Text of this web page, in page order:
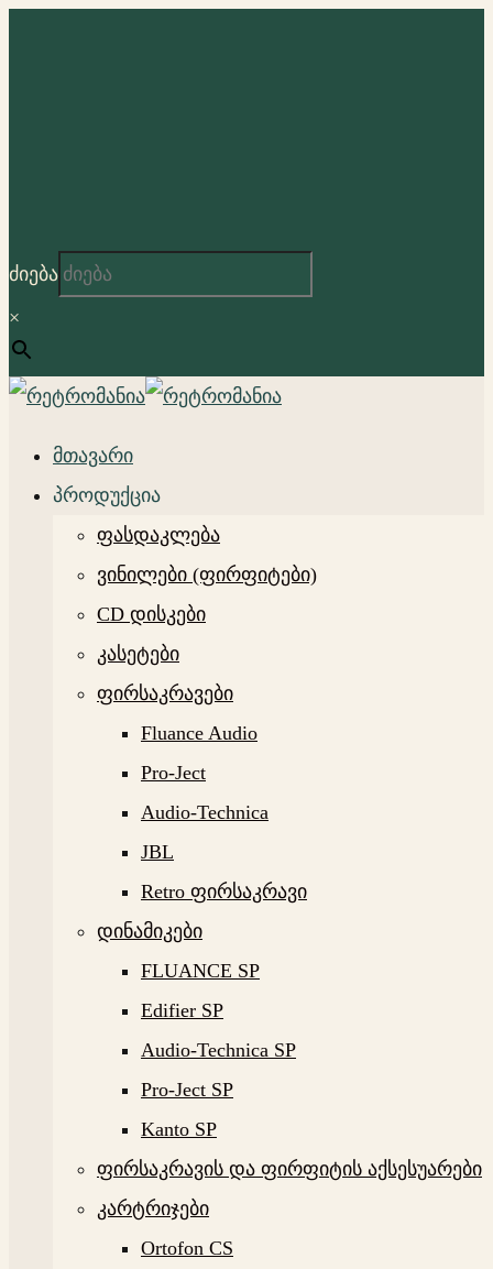
ძიება
×
მთავარი
პროდუქცია
ფასდაკლება
ვინილები (ფირფიტები)
CD დისკები
კასეტები
ფირსაკრავები
Fluance Audio
Pro-Ject
Audio-Technica
JBL
Retro ფირსაკრავი
დინამიკები
FLUANCE SP
Edifier SP
Audio-Technica SP
Pro-Ject SP
Kanto SP
ფირსაკრავის და ფირფიტის აქსესუარები
კარტრიჯები
Ortofon CS